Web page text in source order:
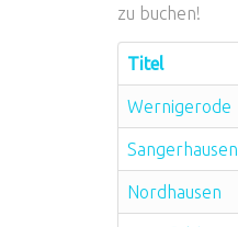
zu buchen!
Titel
Wernigerode
Sangerhausen
Nordhausen